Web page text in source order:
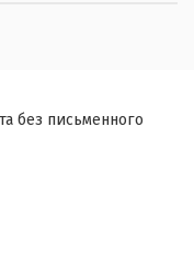
без письменного